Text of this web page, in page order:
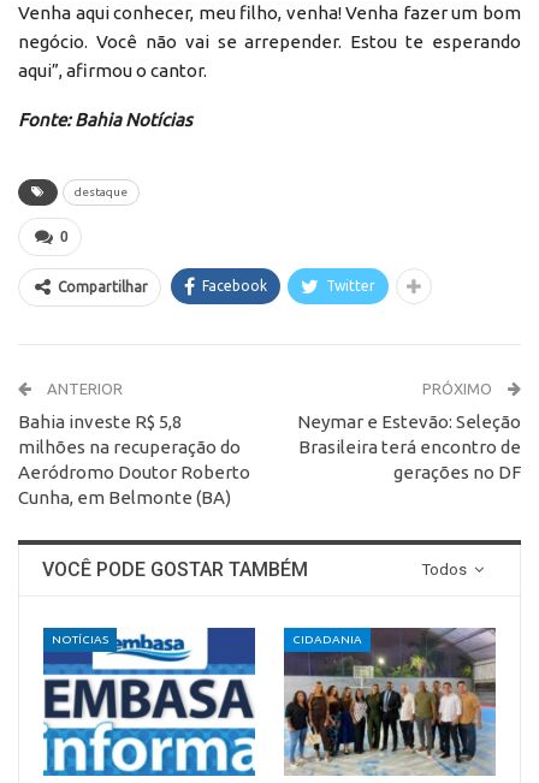
Venha aqui conhecer, meu filho, venha! Venha fazer um bom
negócio. Você não vai se arrepender. Estou te esperando
aqui”, afirmou o cantor.
Fonte: Bahia Notícias
destaque
0
Compartilhar Facebook Twitter
ANTERIOR
Bahia investe R$ 5,8
milhões na recuperação do
Aeródromo Doutor Roberto
Cunha, em Belmonte (BA)
PRÓXIMO
Neymar e Estevão: Seleção
Brasileira terá encontro de
gerações no DF
Todos
VOCÊ PODE GOSTAR TAMBÉM
NOTÍCIAS CIDADANIA